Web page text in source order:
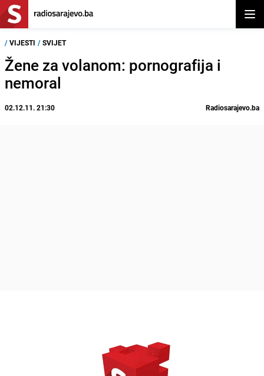
/ VIJESTI / SVIJET
Žene za volanom: pornografija i
nemoral
02.12.11. 21:30 Radiosarajevo.ba